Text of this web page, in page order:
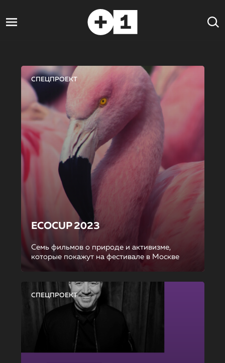
СПЕЦПРОЕКТ
ECOCUP 2023
Семь фильмов о природе и активизме,
которые покажут на фестивале в Москве
СПЕЦПРОЕКТ